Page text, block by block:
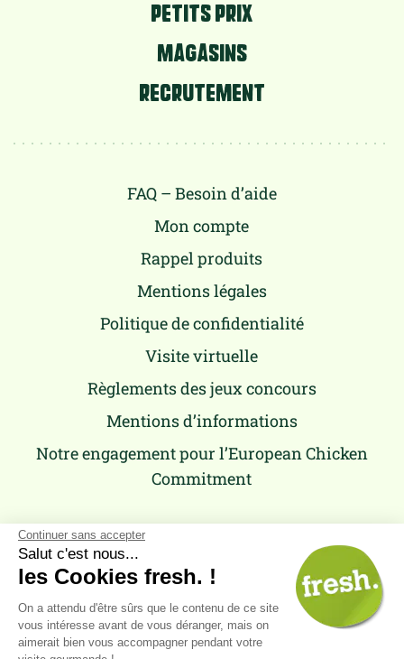
PETITS PRIX
MAGASINS
RECRUTEMENT
FAQ – Besoin d’aide
Mon compte
Rappel produits
Mentions légales
Politique de confidentialité
Visite virtuelle
Règlements des jeux concours
Mentions d’informations
Notre engagement pour l’European Chicken
Commitment
Continuer sans accepter
Salut c'est nous...
les Cookies fresh. !
On a attendu d'être sûrs que le contenu de ce site
vous intéresse avant de vous déranger, mais on
aimerait bien vous accompagner pendant votre